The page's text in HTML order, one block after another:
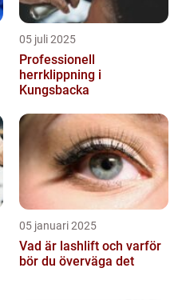
05 juli 2025
Professionell
herrklippning i
Kungsbacka
05 januari 2025
Vad är lashlift och varför
bör du överväga det